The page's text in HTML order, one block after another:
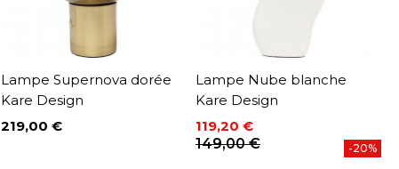
Lampe Supernova dorée
Kare Design
Prix
219,00 €
Lampe Nube blanche
Kare Design
Prix
119,20 €
Prix de base
149,00 € -20%